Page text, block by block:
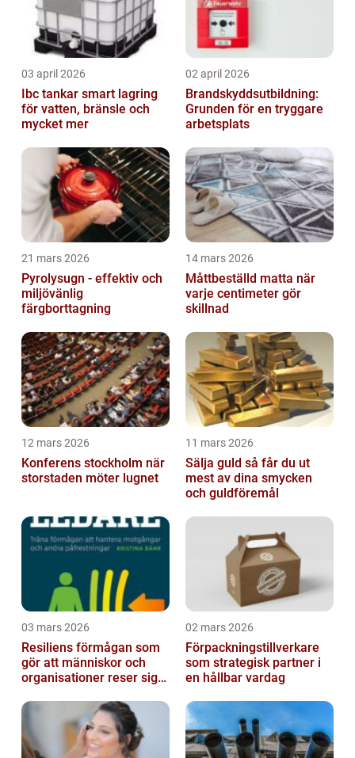
03 april 2026
Ibc tankar smart lagring
för vatten, bränsle och
mycket mer
02 april 2026
Brandskyddsutbildning:
Grunden för en tryggare
arbetsplats
21 mars 2026
Pyrolysugn - effektiv och
miljövänlig
färgborttagning
14 mars 2026
Måttbeställd matta när
varje centimeter gör
skillnad
12 mars 2026
Konferens stockholm när
storstaden möter lugnet
11 mars 2026
Sälja guld så får du ut
mest av dina smycken
och guldföremål
03 mars 2026
Resiliens förmågan som
gör att människor och
organisationer reser sig
02 mars 2026
Förpackningstillverkare
som strategisk partner i
en hållbar vardag